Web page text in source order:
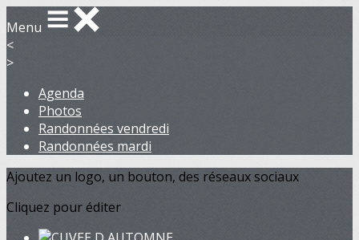
Menu
<
>
Agenda
Photos
Randonnées vendredi
Randonnées mardi
Ajoutez un logo, un bouton, des réseaux sociaux
Cliquez pour éditer